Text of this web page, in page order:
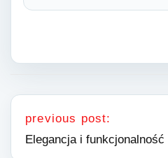
Nawigacja wpisu
previous post:
Elegancja i